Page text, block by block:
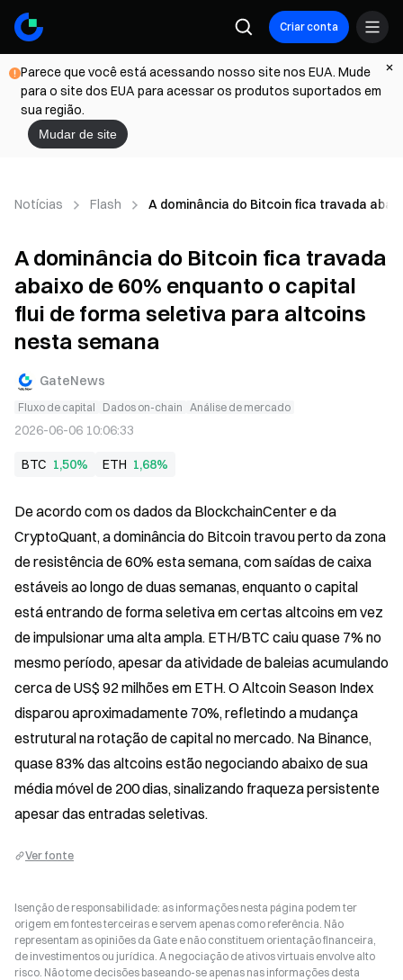
Criar conta
Parece que você está acessando nosso site nos EUA. Mude
para o site dos EUA para acessar os produtos suportados em
sua região.
Mudar de site
Notícias Flash A dominância do Bitcoin fica travada
A dominância do Bitcoin fica travada
abaixo de 60% enquanto o capital
flui de forma seletiva para altcoins
nesta semana
GateNews
Fluxo de capital Dados on-chain Análise de mercado
2026-06-06 10:06:33
BTC 1,50% ETH 1,68%
De acordo com os dados da BlockchainCenter e da
CryptoQuant, a dominância do Bitcoin travou perto da zona
de resistência de 60% esta semana, com saídas de caixa
estáveis ao longo de duas semanas, enquanto o capital
está entrando de forma seletiva em certas altcoins em vez
de impulsionar uma alta ampla. ETH/BTC caiu quase 7% no
mesmo período, apesar da atividade de baleias acumulando
cerca de US$ 92 milhões em ETH. O Altcoin Season Index
disparou aproximadamente 70%, refletindo a mudança
estrutural na rotação de capital no mercado. Na Binance,
quase 83% das altcoins estão negociando abaixo de sua
média móvel de 200 dias, sinalizando fraqueza persistente
apesar das entradas seletivas.
Ver fonte
Isenção de responsabilidade: as informações nesta página podem ter
origem em fontes terceiras e servem apenas como referência. Não
representam as opiniões da Gate e não constituem orientação financeira,
de investimentos ou jurídica. A negociação de ativos virtuais envolve alto
risco. Não tome decisões baseando-se apenas nas informações desta